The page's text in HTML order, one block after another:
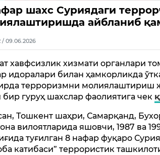
шахс Суриядаги
айбланиб
/ 09.06.2026
хавфсизлик хизмати органлари
идоралари билан ҳамкорликда
терроризмни молиялаштириш
бир гуруҳ шахслар фаолиятига чек
Тошкент шаҳри, Самарқанд,
вилоятларида яшовчи, 1987 ва
туғилган 8 нафар фуқаро
катибаси” террористик